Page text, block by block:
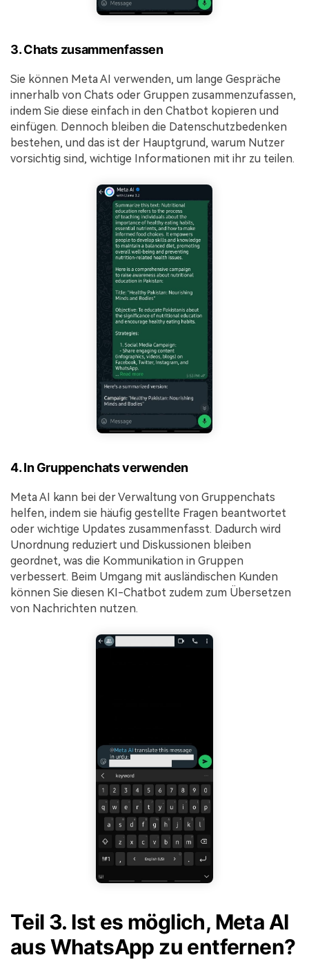
3. Chats zusammenfassen
Sie können Meta AI verwenden, um lange Gespräche
innerhalb von Chats oder Gruppen zusammenzufassen,
indem Sie diese einfach in den Chatbot kopieren und
einfügen. Dennoch bleiben die Datenschutzbedenken
bestehen, und das ist der Hauptgrund, warum Nutzer
vorsichtig sind, wichtige Informationen mit ihr zu teilen.
4. In Gruppenchats verwenden
Meta AI kann bei der Verwaltung von Gruppenchats
helfen, indem sie häufig gestellte Fragen beantwortet
oder wichtige Updates zusammenfasst. Dadurch wird
Unordnung reduziert und Diskussionen bleiben
geordnet, was die Kommunikation in Gruppen
verbessert. Beim Umgang mit ausländischen Kunden
können Sie diesen KI-Chatbot zudem zum Übersetzen
von Nachrichten nutzen.
Teil 3. Ist es möglich, Meta AI
aus WhatsApp zu entfernen?